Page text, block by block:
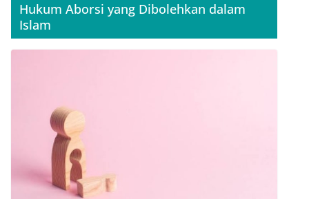
Hukum Aborsi yang Dibolehkan dalam
Islam